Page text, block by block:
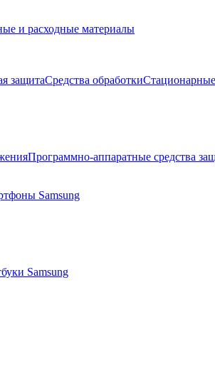
и расходные материалы
защитаСредства обработки
Программно-аппаратные средства
Samsung
Samsung